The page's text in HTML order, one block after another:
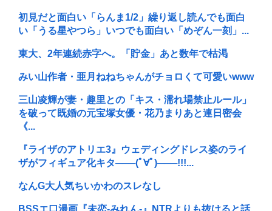
初見だと面白い「らんま1/2」繰り返し読んでも面白
い「うる星やつら」いつでも面白い「めぞん一刻」...
東大、2年連続赤字へ。「貯金」あと数年で枯渇
みい山作者・亜月ねねちゃんがチョロくて可愛いwww
三山凌輝が妻・趣里との「キス・濡れ場禁止ルール」
を破って既婚の元宝塚女優・花乃まりあと連日密会
《...
『ライザのアトリエ3』ウェディングドレス姿のライ
ザがフィギュア化キタ───(ﾟ∀ﾟ)───!!!...
なんG大人気ちいかわのスレなし